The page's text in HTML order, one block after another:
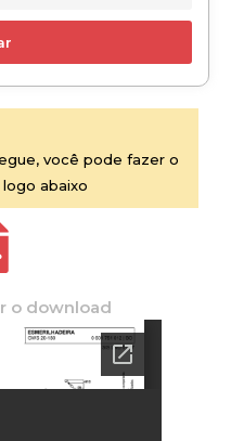
você pode fazer o
abaixo
o download